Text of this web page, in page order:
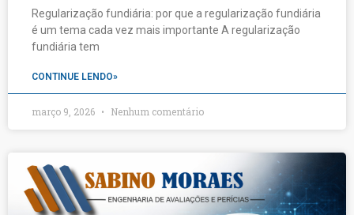
Regularização fundiária: por que a regularização fundiária
é um tema cada vez mais importante A regularização
fundiária tem
CONTINUE LENDO»
março 9, 2026 Nenhum comentário